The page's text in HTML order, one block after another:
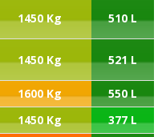
1450 Kg 510 L
1450 Kg 521 L
1600 Kg
550 L
1450 Kg
377 L